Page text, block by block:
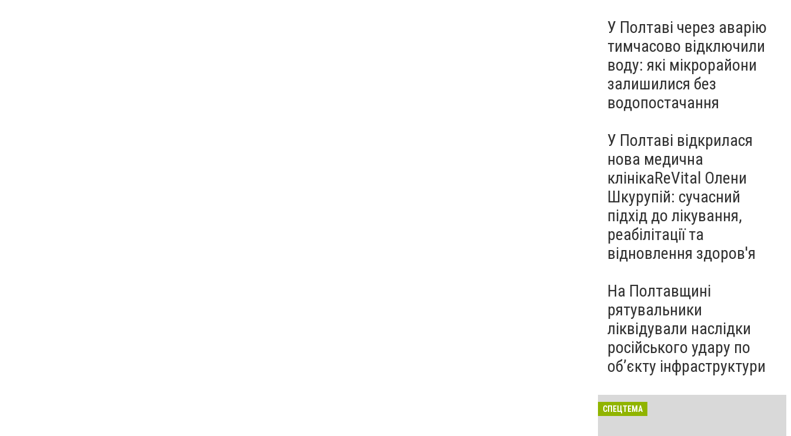
У Полтаві через аварію
тимчасово відключили
воду: які мікрорайони
залишилися без
водопостачання
У Полтаві відкрилася
нова медична
клінікаReVital Олени
Шкурупій: сучасний
підхід до лікування,
реабілітації та
відновлення здоров'я
На Полтавщині
рятувальники
ліквідували наслідки
російського удару по
об’єкту інфраструктури
СПЕЦТЕМА